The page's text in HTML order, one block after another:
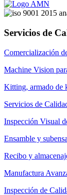
Servicios de
Comercialización
Machine Vision
Kitting, armado de
Servicios de
Inspección Visual
Ensamble y
Recibo y
Manufactura
Inspección de